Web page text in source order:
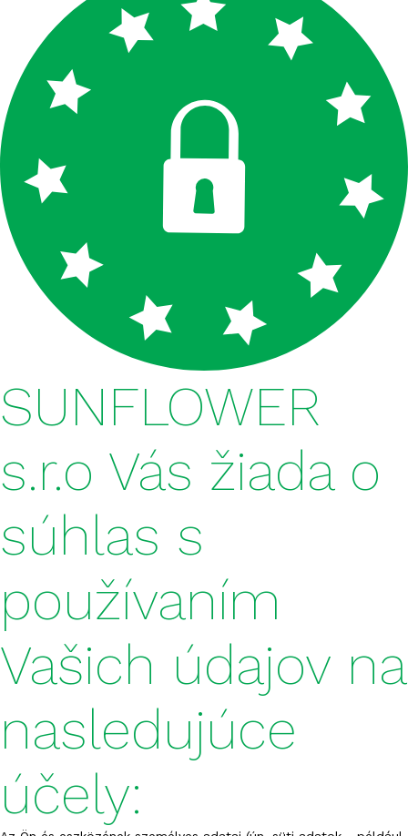
FERTISUN S + NP 17-15 + 14S
60%-OS KÁLISÓ (KÁLI, VÖRÖSKÁLI, KCL)
FERTISUN NPK 5-15-25
FERTISUN NPK 10-20-20
FERTISUN NPK 20-10-10
FERTISUN NP 20-20
FERTISUN NP 20-12
FERTISUN NPK 3-15-42
FERTISUN NPK 4-17-40
FERTISUN NPK 4-20-36
FERTISUN NPK 5-15-20
FERTISUN NPK 5-18-25
FERTISUN NPK 6-12-24
SUNFLOWER
s.r.o Vás žiada o
súhlas s
používaním
Vašich údajov na
nasledujúce
účely: